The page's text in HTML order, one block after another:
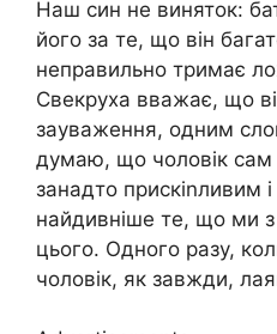
Наш син не виняток:
його за те, що він
неправильно тримає
Свекруха вважає, що
зауваження, одним
думаю, що чоловік сам
занадто прискіnливим
найдивніше те, що ми
цього. Одного разу,
чоловік, як завжди,